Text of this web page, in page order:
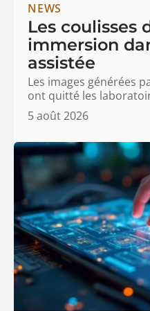
NEWS
Les coulisses
immersion
assistée
Les images générées
ont quitté les
5 août 2026